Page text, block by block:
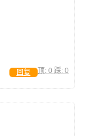
顶: 0 踩: 0
回复